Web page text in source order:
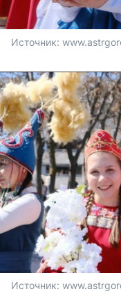
Источник:
Источник: